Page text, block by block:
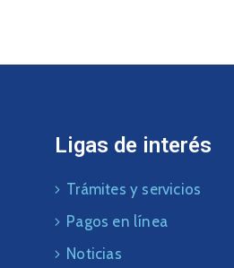
Ligas de interés
Trámites y servicios
Pagos en línea
Noticias